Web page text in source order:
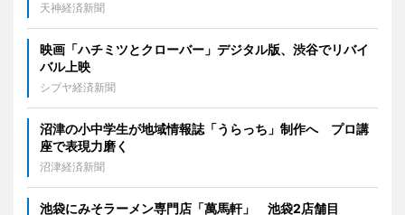
天神経済新聞
映画「ハチミツとクローバー」デジタル版、渋谷でリバイ
バル上映
シブヤ経済新聞
沼津の小中学生が地域情報誌「うらっち」制作へ プロ講
座で表現力磨く
沼津経済新聞
池袋にみそラーメン専門店「萬馬軒」 池袋2店舗目